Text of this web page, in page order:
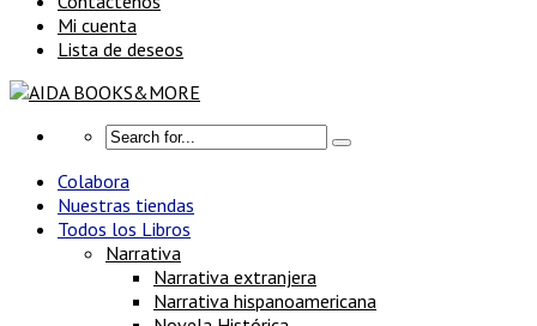
Mi cuenta
Lista de deseos
Colabora
Nuestras tiendas
Todos los Libros
Narrativa
Narrativa extranjera
Narrativa hispanoamericana